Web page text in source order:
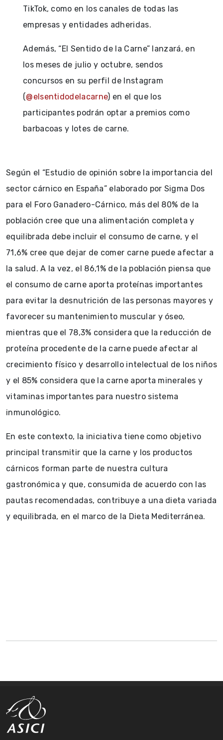
TikTok, como en los canales de todas las
empresas y entidades adheridas.
Además, “El Sentido de la Carne” lanzará, en
los meses de julio y octubre, sendos
concursos en su perfil de Instagram
(@elsentidodelacarne) en el que los
participantes podrán optar a premios como
barbacoas y lotes de carne.
Según el “Estudio de opinión sobre la importancia del
sector cárnico en España” elaborado por Sigma Dos
para el Foro Ganadero-Cárnico, más del 80% de la
población cree que una alimentación completa y
equilibrada debe incluir el consumo de carne, y el
71,6% cree que dejar de comer carne puede afectar a
la salud. A la vez, el 86,1% de la población piensa que
el consumo de carne aporta proteínas importantes
para evitar la desnutrición de las personas mayores y
favorecer su mantenimiento muscular y óseo,
mientras que el 78,3% considera que la reducción de
proteína procedente de la carne puede afectar al
crecimiento físico y desarrollo intelectual de los niños
y el 85% considera que la carne aporta minerales y
vitaminas importantes para nuestro sistema
inmunológico.
En este contexto, la iniciativa tiene como objetivo
principal transmitir que la carne y los productos
cárnicos forman parte de nuestra cultura
gastronómica y que, consumida de acuerdo con las
pautas recomendadas, contribuye a una dieta variada
y equilibrada, en el marco de la Dieta Mediterránea.